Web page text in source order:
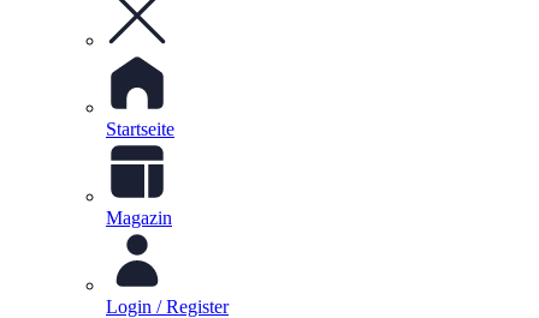
Startseite
Magazin
Login / Register